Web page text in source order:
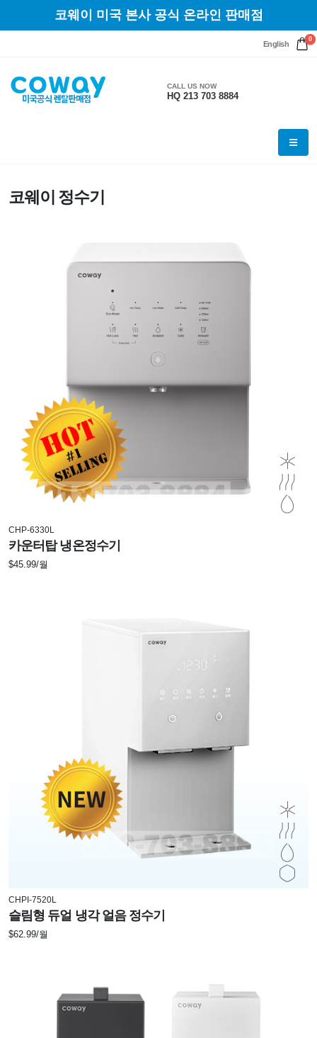
코웨이 미국 본사 공식 온라인 판매점
English
0
CALL US NOW
HQ 213 703 8884
코웨이 정수기
CHP-6330L
카운터탑 냉온정수기
$45.99/월
CHPI-7520L
슬림형 듀얼 냉각 얼음 정수기
$62.99/월